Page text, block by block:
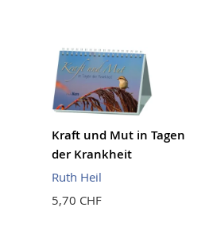
Kraft und Mut in Tagen
der Krankheit
Ruth Heil
5,70 CHF